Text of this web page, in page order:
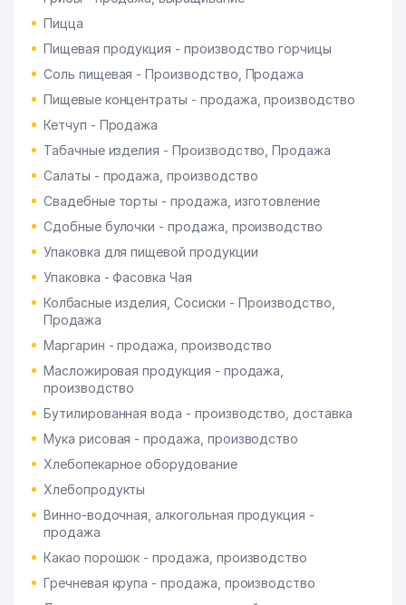
Пицца
Пищевая продукция - производство горчицы
Соль пищевая - Производство, Продажа
Пищевые концентраты - продажа, производство
Кетчуп - Продажа
Табачные изделия - Производство, Продажа
Салаты - продажа, производство
Свадебные торты - продажа, изготовление
Сдобные булочки - продажа, производство
Упаковка для пищевой продукции
Упаковка - Фасовка Чая
Колбасные изделия, Сосиски - Производство,
Продажа
Маргарин - продажа, производство
Масложировая продукция - продажа,
производство
Бутилированная вода - производство, доставка
Мука рисовая - продажа, производство
Хлебопекарное оборудование
Хлебопродукты
Винно-водочная, алкогольная продукция -
продажа
Какао порошок - продажа, производство
Гречневая крупа - продажа, производство